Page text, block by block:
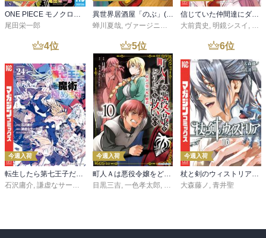
ONE PIECE モノクロ版 115
尾田栄一郎
異世界居酒屋「のぶ」(22)
蝉川夏哉, ヴァージニア二等兵 ,転
信じていた仲間達にダンジョン奥地で殺されかけたがギフト『無限ガチャ』でレベル９９９９の仲間達を手に入れて元パーティーメンバーと世界に復讐＆『ざまぁ！』します！（２３）
大前貴史 , 明鏡シスイ , ｔ
4位
今週入荷
転生したら第七王子だったので、気ままに魔術を極めます（２４）
石沢庸介, 謙虚なサークル メル。
5位
今週入荷
町人Ａは悪役令嬢をどうしても救いたい ～どぶと空と氷の姫君～１０【電子書店共通特典イラスト付】
目黒三吉, 一色孝太郎, Parum
6位
今週入荷
杖と剣のウィストリア（１６）
大森藤ノ , 青井聖